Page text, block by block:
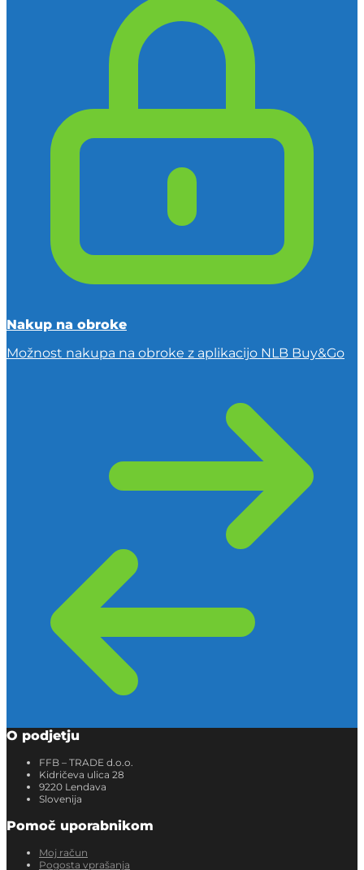
Nakup na obroke
Možnost nakupa na obroke z aplikacijo NLB Buy&Go
O podjetju
FFB – TRADE d.o.o.
Kidričeva ulica 28
9220 Lendava
Slovenija
Pomoč uporabnikom
Moj račun
Pogosta vprašanja